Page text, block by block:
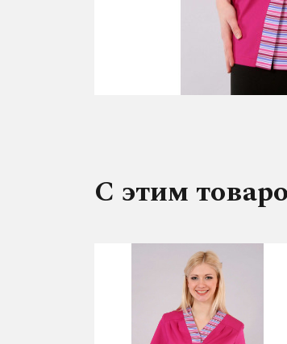
С этим